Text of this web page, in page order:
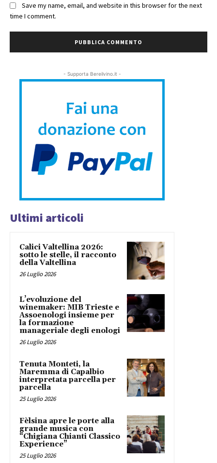
Save my name, email, and website in this browser for the next
time I comment.
- Supporta Bereilvino.it -
Ultimi articoli
Calici Valtellina 2026:
sotto le stelle, il racconto
della Valtellina
26 Luglio 2026
L’evoluzione del
winemaker: MIB Trieste e
Assoenologi insieme per
la formazione
manageriale degli enologi
26 Luglio 2026
Tenuta Monteti, la
Maremma di Capalbio
interpretata parcella per
parcella
25 Luglio 2026
Fèlsina apre le porte alla
grande musica con
“Chigiana Chianti Classico
Experience”
25 Luglio 2026